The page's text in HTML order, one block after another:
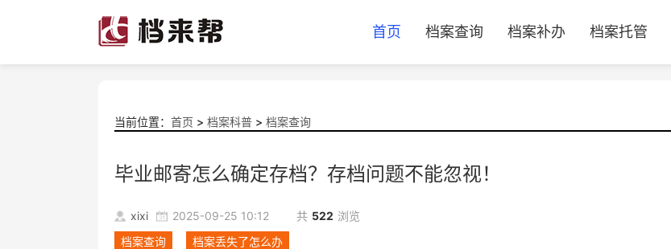
首页 档案查询 档案补办 档案托管
当前位置： 首页 > 档案科普 > 档案查询
毕业邮寄怎么确定存档？存档问题不能忽视！
xixi 2025-09-25 10:12 共 522 浏览
档案查询
档案丢失了怎么办